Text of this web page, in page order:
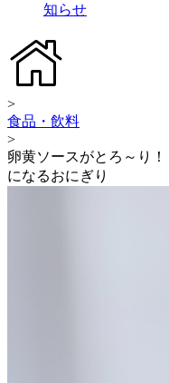
知らせ
>
食品・飲料
>
卵黄ソースがとろ～り
になるおにぎり